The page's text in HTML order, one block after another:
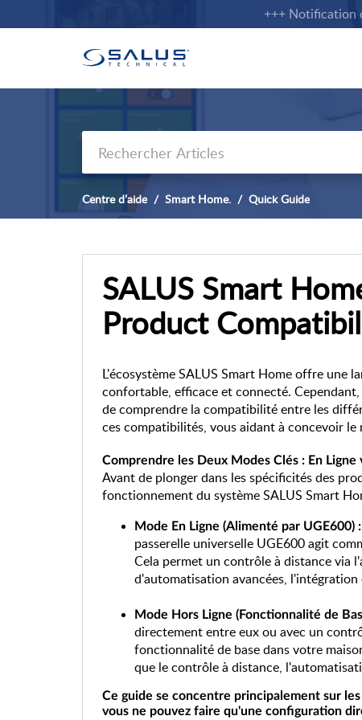
+++ Notification
Centre d’aide Smart Home. Quick Guide
SALUS Smart
Product
L'écosystème SALUS Smart Home offre une
confortable, efficace et connecté.
de comprendre la compatibilité entre les
ces compatibilités, vous aidant à concevoir
Comprendre les Deux Modes Clés : En Ligne
Avant de plonger dans les spécificités des
fonctionnement du système SALUS Smart
Mode En Ligne (Alimenté par UGE600) :
passerelle universelle UGE600 agit
Cela permet un contrôle à distance via
d'automatisation avancées,
Mode Hors Ligne (Fonctionnalité de
directement entre eux ou avec un
fonctionnalité de base dans votre
que le contrôle à distance,
Ce guide se concentre principalement sur
vous ne pouvez faire qu'une configuration